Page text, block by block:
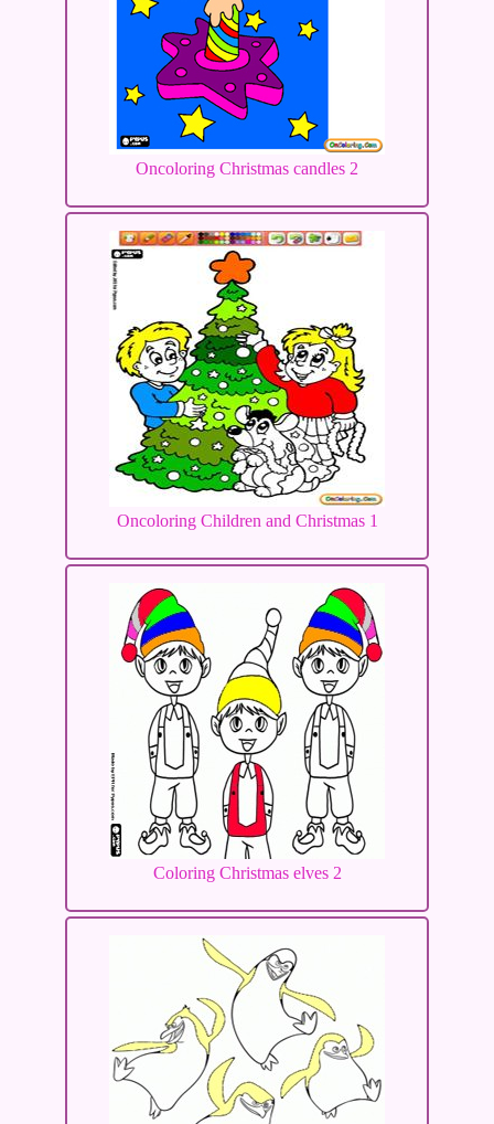
Oncoloring Christmas candles 2
Oncoloring Children and Christmas 1
Coloring Christmas elves 2